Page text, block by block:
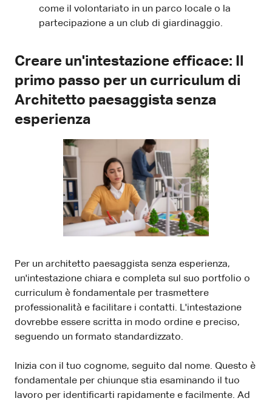
come il volontariato in un parco locale o la
partecipazione a un club di giardinaggio.
Creare un'intestazione efficace: Il
primo passo per un curriculum di
Architetto paesaggista senza
esperienza
Per un architetto paesaggista senza esperienza,
un'intestazione chiara e completa sul suo portfolio o
curriculum è fondamentale per trasmettere
professionalità e facilitare i contatti. L'intestazione
dovrebbe essere scritta in modo ordine e preciso,
seguendo un formato standardizzato.
Inizia con il tuo cognome, seguito dal nome. Questo è
fondamentale per chiunque stia esaminando il tuo
lavoro per identificarti rapidamente e facilmente. Ad